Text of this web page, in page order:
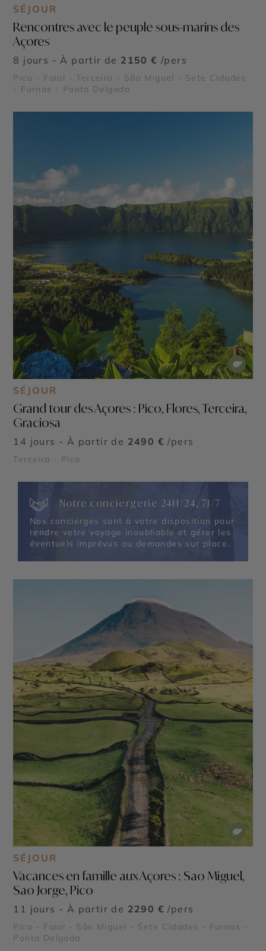
SÉJOUR
Rencontres avec le peuple sous-marins des
Açores
8 jours - À partir de 2150 € /pers
Pico - Faial - Terceira - São Miguel - Sete Cidades
- Furnas - Ponta Delgada
SÉJOUR
Grand tour des Açores : Pico, Flores, Terceira,
Graciosa
14 jours - À partir de 2490 € /pers
Terceira - Pico
Notre conciergerie 24H/24, 7J/7
Nos concierges sont à votre disposition pour
rendre votre voyage inoubliable et gérer les
éventuels imprévus ou demandes sur place.
SÉJOUR
Vacances en famille aux Açores : Sao Miguel,
Sao Jorge, Pico
11 jours - À partir de 2290 € /pers
Pico - Faial - São Miguel - Sete Cidades - Furnas -
Ponta Delgada